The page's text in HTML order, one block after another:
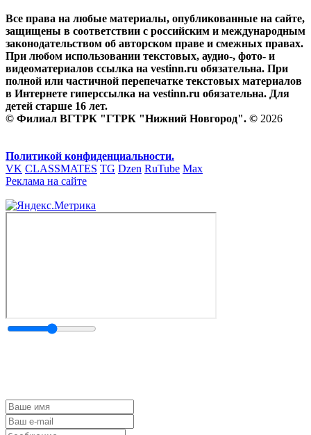
Все права на любые материалы, опубликованные на сайте,
защищены в соответствии с российским и международным
законодательством об авторском праве и смежных правах.
При любом использовании текстовых, аудио-, фото- и
видеоматериалов ссылка на vestinn.ru обязательна. При
полной или частичной перепечатке текстовых материалов
в Интернете гиперссылка на vestinn.ru обязательна. Для
детей старше 16 лет.
© Филиал ВГТРК "ГТРК "Нижний Новгород". © 2026
Политикой конфиденциальности.
VK CLASSMATES TG Dzen RuTube Max
Реклама на сайте